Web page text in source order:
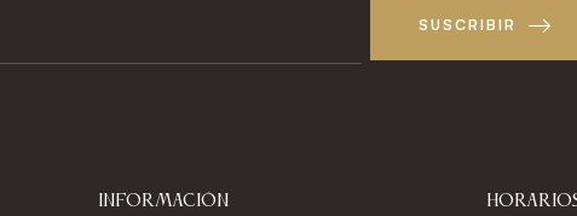
SUSCRIBIR
Información